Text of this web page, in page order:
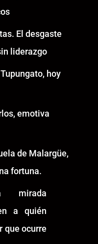
El desgaste
liderazgo
hoy
emotiva
de Malargüe,
fortuna.
mirada
a quién
que ocurre